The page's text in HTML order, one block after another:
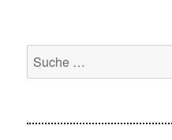
Suche
nach: